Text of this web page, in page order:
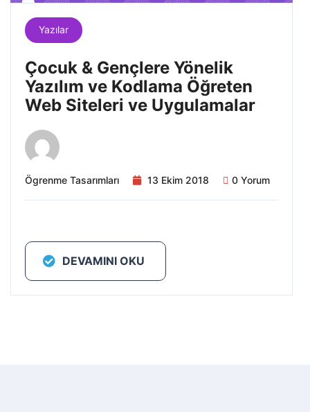
Yazılar
Çocuk & Gençlere Yönelik
Yazılım ve Kodlama Öğreten
Web Siteleri ve Uygulamalar
Ögrenme Tasarımları 13 Ekim 2018 0 Yorum
DEVAMINI OKU